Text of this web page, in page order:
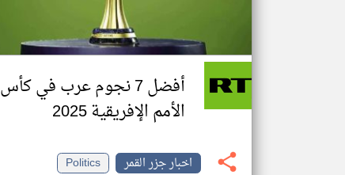
أفضل 7 نجوم عرب في كأس
الأمم الإفريقية 2025
اخبار جزر القمر
Politics